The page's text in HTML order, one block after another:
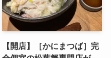
【開店】［かにまつば］完